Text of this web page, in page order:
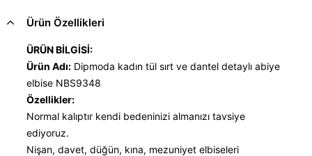
Ürün Özellikleri
ÜRÜN BİLGİSİ:
Ürün Adı: Dipmoda kadın tül sırt ve dantel detaylı abiye
elbise NBS9348
Özellikler:
Normal kalıptır kendi bedeninizi almanızı tavsiye
ediyoruz.
Nişan, davet, düğün, kına, mezuniyet elbiseleri